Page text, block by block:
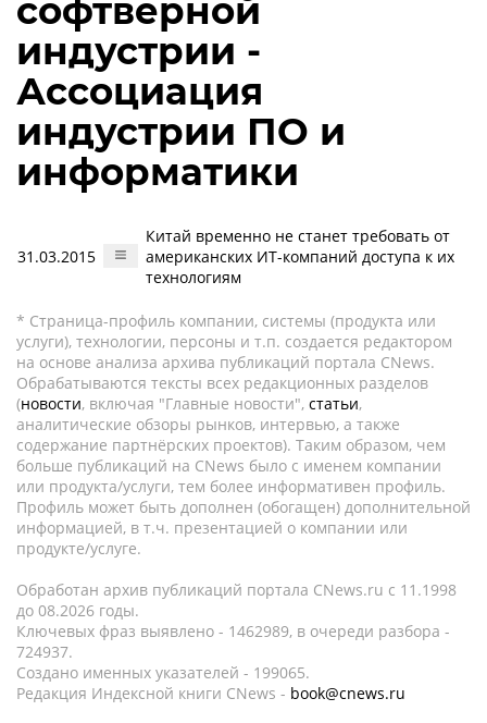
софтверной
индустрии -
Ассоциация
индустрии ПО и
информатики
31.03.2015
Китай временно не станет требовать от
американских ИТ-компаний доступа к их
технологиям
* Страница-профиль компании, системы (продукта или
услуги), технологии, персоны и т.п. создается редактором
на основе анализа архива публикаций портала CNews.
Обрабатываются тексты всех редакционных разделов
(новости, включая "Главные новости", статьи,
аналитические обзоры рынков, интервью, а также
содержание партнёрских проектов). Таким образом, чем
больше публикаций на CNews было с именем компании
или продукта/услуги, тем более информативен профиль.
Профиль может быть дополнен (обогащен) дополнительной
информацией, в т.ч. презентацией о компании или
продукте/услуге.
Обработан архив публикаций портала CNews.ru c 11.1998
до 08.2026 годы.
Ключевых фраз выявлено - 1462989, в очереди разбора -
724937.
Создано именных указателей - 199065.
Редакция Индексной книги CNews - book@cnews.ru